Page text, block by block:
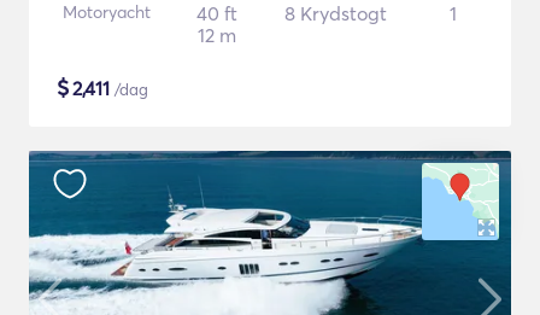
Motoryacht
40 ft
12 m
8 Krydstogt 1
$2,411 /dag